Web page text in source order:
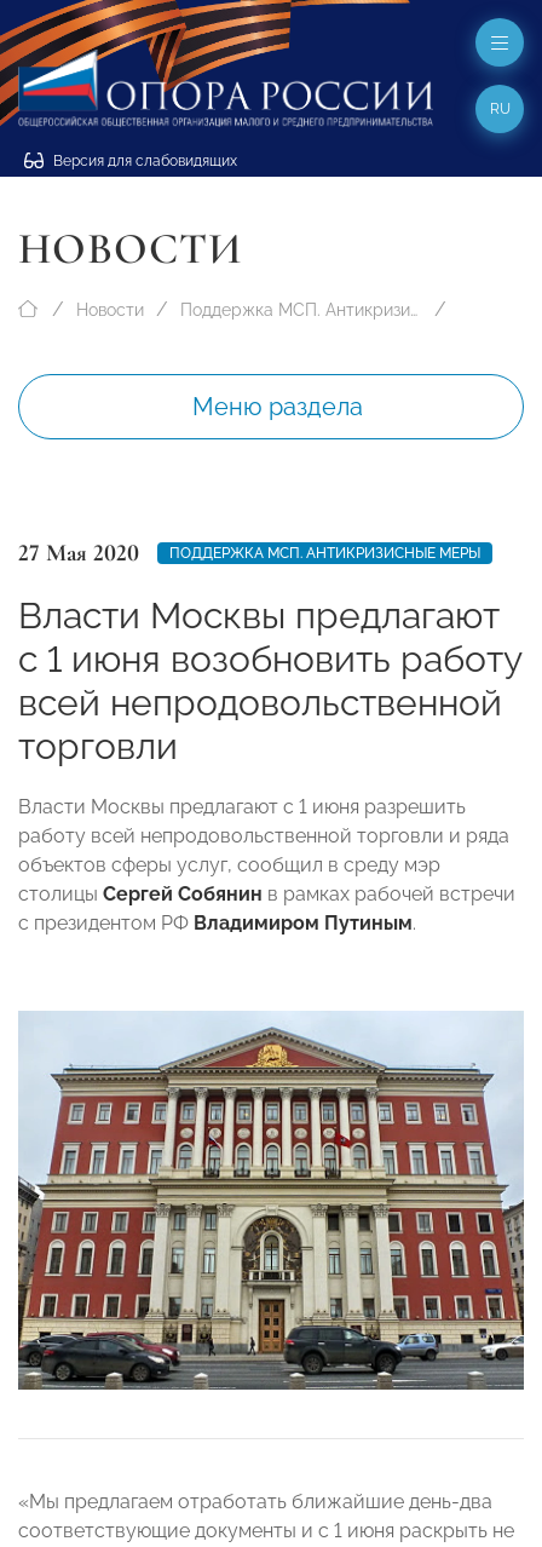
Версия для слабовидящих
RU
НОВОСТИ
Новости Поддержка МСП. Антикризисные меры
Меню раздела
27 Мая 2020 ПОДДЕРЖКА МСП. АНТИКРИЗИСНЫЕ МЕРЫ
Власти Москвы предлагают
с 1 июня возобновить работу
всей непродовольственной
торговли
Власти Москвы предлагают с 1 июня разрешить
работу всей непродовольственной торговли и ряда
объектов сферы услуг, сообщил в среду мэр
столицы Сергей Собянин в рамках рабочей встречи
с президентом РФ Владимиром Путиным.
«Мы предлагаем отработать ближайшие день-два
соответствующие документы и с 1 июня раскрыть не